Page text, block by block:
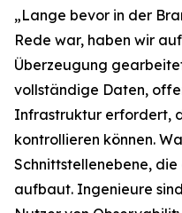
„Lange bevor in der
Rede war, haben wir
Überzeugung
vollständige Daten,
Infrastruktur erfordert,
kontrollieren können.
Schnittstellenebene,
aufbaut. Ingenieure